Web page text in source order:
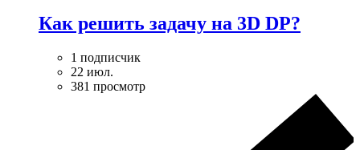
Как решить задачу на 3D DP?
1 подписчик
22 июл.
381 просмотр